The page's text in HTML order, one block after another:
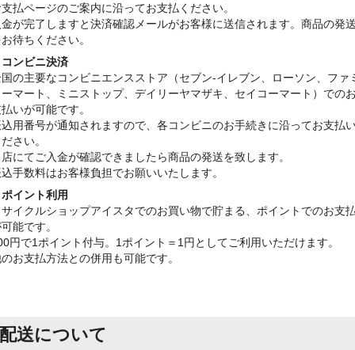
払ページのご案内に沿ってお支払ください。
が完了しますと決済確認メールがお客様に送信されます。商品の発
待ちください。
ンビニ決済
の主要なコンビニエンスストア（セブン-イレブン、ローソン、ファ
マート、ミニストップ、デイリーヤマザキ、セイコーマート）での
いが可能です。
用番号が通知されますので、各コンビニのお手続きに沿ってお支払
さい。
にてご入金が確認できましたら商品の発送を致します。
手数料はお客様負担でお願いいたします。
イント利用
イクルショップアイスタでのお買い物で貯まる、ポイントでのお支
能です。
円で1ポイント付与。1ポイント＝1円としてご利用いただけます。
お支払方法との併用も可能です。
配送について